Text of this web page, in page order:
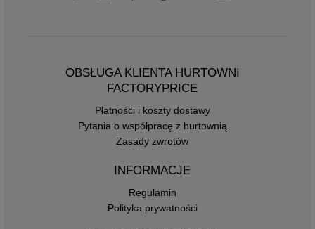
OBSŁUGA KLIENTA HURTOWNI
FACTORYPRICE
Płatności i koszty dostawy
Pytania o współpracę z hurtownią
Zasady zwrotów
INFORMACJE
Regulamin
Polityka prywatności